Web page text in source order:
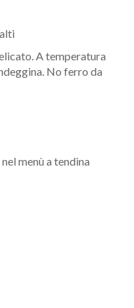
A temperatura
No ferro da
menù a tendina